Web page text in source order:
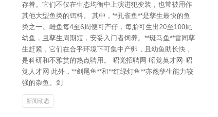
存眷。它们不仅在生态均衡中上演进犯变装，也常被用作
其他大型鱼类的饵料。 其中，**孔雀鱼**是孳生最快的鱼
类之一。雌鱼每4至6周便可产仔，每胎可生出20至100尾
幼鱼，且孳生周期短，安妥入门者饲养。**斑马鱼**雷同孳
生赶紧，它们在合乎环境下可集中产卵，且幼鱼助长快，
是科研和不雅赏的热点聘用。 昭觉招聘网-昭觉英才网-昭
觉人才网 此外，**剑尾鱼**和**红绿灯鱼**亦然孳生能力较
强的杂鱼。剑
新闻动态